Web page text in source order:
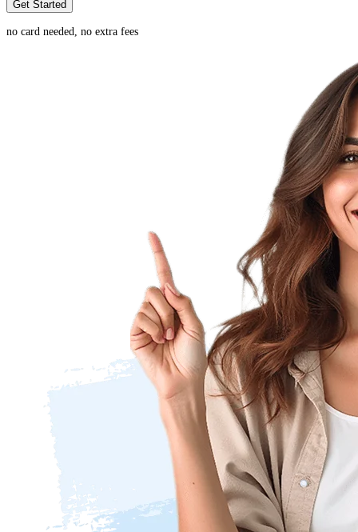
Get Started
no card needed, no extra fees